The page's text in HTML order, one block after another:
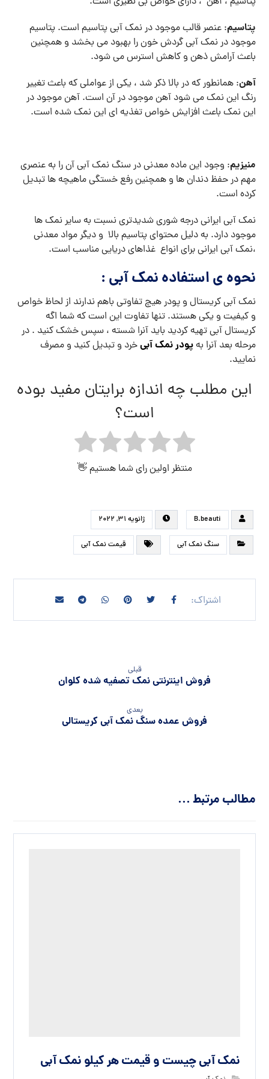
پتاسیم: عنصر قالب موجود در نمک آبی پتاسیم است. پتاسیم
موجود در نمک آبی گردش خون را بهبود می بخشد و همچنین
باعث آرامش ذهن و کاهش استرس می شود.
آهن: همانطور که در بالا ذکر شد ، یکی از عواملی که باعث تغییر
رنگ این نمک می شود آهن موجود در آن است. آهن موجود در
این نمک باعث افزایش خواص تغذیه ای این نمک شده است.
منیزیم: وجود این ماده معدنی در سنگ نمک آبی آن را به عنصری
مهم در حفظ دندان ها و همچنین رفع خستگی ماهیچه ها تبدیل
کرده است.
نمک آبی ایرانی درجه شوری شدیدتری نسبت به سایر نمک ها
موجود دارد. به دلیل محتوای پتاسیم بالا و دیگر مواد معدنی
،نمک آبی ایرانی برای انواع غذاهای دریایی مناسب است.
نحوه ی استفاده نمک آبی :
نمک آبی کریستال و پودر هیچ تفاوتی باهم ندارند از لحاظ خواص
و کیفیت و یکی هستند. تنها تفاوت این است که شما اگه
کریستال آبی تهیه کردید باید آنرا شسته ، سپس خشک کنید . در
مرحله بعد آنرا بهپودر نمک آبیخرد و تبدیل کنید و مصرف
نمایید.
این مطلب چه اندازه برایتان مفید بوده
است؟
منتظر اولین رای شما هستیم 👋
B.beauti ژانویه ۳۱, ۲۰۲۲
سنگ نمک آبی قیمت نمک آبی
قبلی
فروش اینترنتی نمک تصفیه شده کلوان
بعدی
فروش عمده سنگ نمک آبی کریستالی
مطالب مرتبط ...
نمک آبی چیست و قیمت هر کیلو نمک آبی